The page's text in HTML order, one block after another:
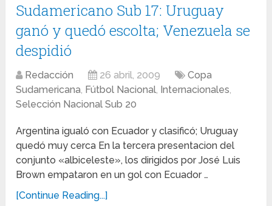
Sudamericano Sub 17: Uruguay
ganó y quedó escolta; Venezuela se
despidió
Redacción 26 abril, 2009
Copa
Sudamericana, Fútbol Nacional, Internacionales,
Selección Nacional Sub 20
Argentina igualó con Ecuador y clasificó; Uruguay
quedó muy cerca En la tercera presentacion del
conjunto «albiceleste», los dirigidos por José Luis
Brown empataron en un gol con Ecuador …
[Continue Reading...]